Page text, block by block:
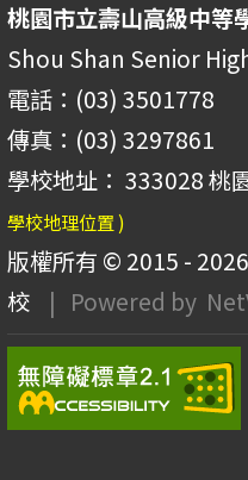
桃園市立壽山高級中等
Shou Shan Senior
電話：(03) 3501778
傳真：(03) 3297861
學校地址： 333028 桃
學校地理位置 )
版權所有 © 2015 - 2026
校
| Powered by